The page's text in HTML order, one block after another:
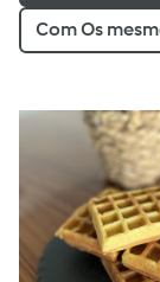
Com Os